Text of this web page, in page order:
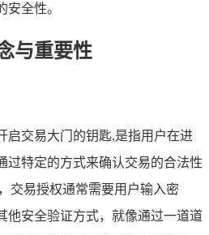
全性。
与重要性
启交易大门的钥匙,是指用户在进
过特定的方式来确认交易的合法性
交易授权通常需要用户输入密
他安全验证方式，就像通过一道道